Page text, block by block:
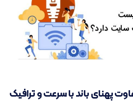
پهنای باند با سرعت و ترافیک